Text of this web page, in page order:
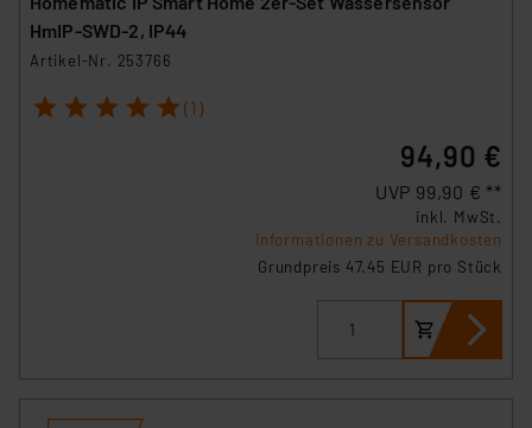
HmIP-SWD-2, IP44
Artikel-Nr. 253766
1 2 3 4 5 (1)
94,90 €
UVP 99,90 € **
inkl. MwSt.
Informationen zu Versandkosten
Grundpreis 47.45 EUR pro Stück